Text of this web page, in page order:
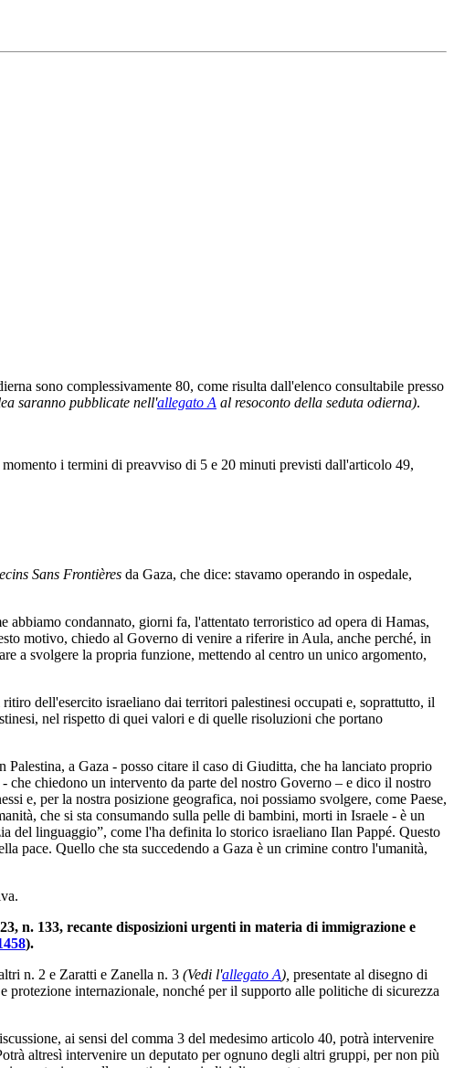
sono complessivamente 80, come risulta dall'elenco consultabile presso
saranno pubblicate nell'allegato A al resoconto della seduta odierna).
i termini di preavviso di 5 e 20 minuti previsti dall'articolo 49,
Sans Frontières da Gaza, che dice: stavamo operando in ospedale,
abbiamo condannato, giorni fa, l'attentato terroristico ad opera di Hamas,
motivo, chiedo al Governo di venire a riferire in Aula, anche perché, in
a svolgere la propria funzione, mettendo al centro un unico argomento,
dell'esercito israeliano dai territori palestinesi occupati e, soprattutto, il
nel rispetto di quei valori e di quelle risoluzioni che portano
a Gaza - posso citare il caso di Giuditta, che ha lanciato proprio
chiedono un intervento da parte del nostro Governo – e dico il nostro
e, per la nostra posizione geografica, noi possiamo svolgere, come Paese,
che si sta consumando sulla pelle di bambini, morti in Israele - è un
del linguaggio”, come l'ha definita lo storico israeliano Ilan Pappé. Questo
pace. Quello che sta succedendo a Gaza è un crimine contro l'umanità,
n. 133, recante disposizioni urgenti in materia di immigrazione e
​).
n. 2 e Zaratti e Zanella n. 3 (Vedi l'allegato A), presentate al disegno di
internazionale, nonché per il supporto alle politiche di sicurezza
ai sensi del comma 3 del medesimo articolo 40, potrà intervenire
altresì intervenire un deputato per ognuno degli altri gruppi, per non più